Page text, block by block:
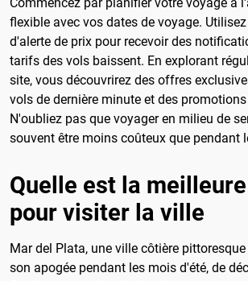
flexible avec vos dates de voyage.
d'alerte de prix pour recevoir des
tarifs des vols baissent. En explorant
site, vous découvrirez des offres
vols de dernière minute et des promotions
N'oubliez pas que voyager en milieu de
souvent être moins coûteux que pendant
Quelle est la
pour visiter la ville
Mar del Plata, une ville côtière
son apogée pendant les mois d'été, de